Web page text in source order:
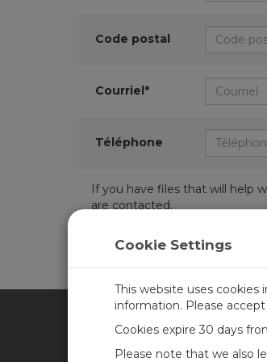
Code postal
Courriel*
Téléphone
If you have files that will help
are contacted.
CAMPBELL
Cookie Settings
This website uses
information. Please
Cookies expire 30 days
Please note that we also